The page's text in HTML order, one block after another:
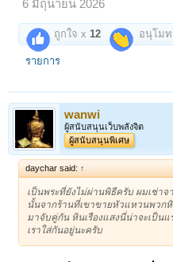
6 มิถุนายน 2026
ถูกใจ x12 อนุโม
รายการ
wanwi
ผู้สนับสนุนเว็บพลังจิต
ผู้สนับสนุนพิเศษ
daychar said: ↑
เป็นพระที่ยังไม่ผ่านพิธีครับ ผมเช่าจ
นั้นจากร้านที่เขาขายหัวแหวนพวก
มาจับคู่กัน หินเรืองแสงนี่น่าจะเป็น
เราใส่กันอยู่นะครับ